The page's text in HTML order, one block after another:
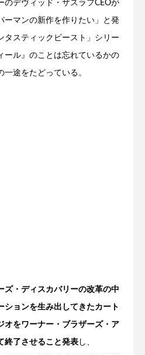
のデヴィッド・ザスラフCEOが
ーマンの新作を作りたい」と発
タスティックビースト」シリー
ール』のことは忘れているかの
途をたどっている。
ズ・ディスカバリーの改革の中
ションを生み出してきたカート
オをワーナー・ブラザーズ・ア
終了させること発表 し、